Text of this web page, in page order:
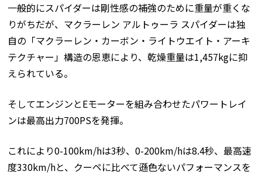
一般的にスパイダーは剛性感の補強のために重量が重くな
りがちだが、マクラーレン アルトゥーラ スパイダーは独
自の「マクラーレン・カーボン・ライトウエイト・アーキ
テクチャー」構造の恩恵により、乾燥重量は1,457kgに抑
えられている。
そしてエンジンとEモーターを組み合わせたパワートレイ
ンは最高出力700PSを発揮。
これにより0-100km/hは3秒、0-200km/hは8.4秒、最高速
度330km/hと、クーペに比べて遜色ないパフォーマンスを